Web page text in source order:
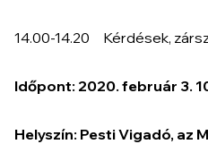
14.00-14.20 Kérdések,
Időpont: 2020. február 3.
Helyszín: Pesti Vigadó, az